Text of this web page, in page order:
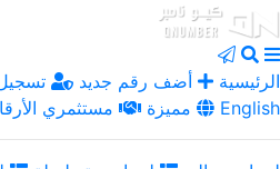
الرئيسية أضف رقم جديد
مميزة
مستثمري English